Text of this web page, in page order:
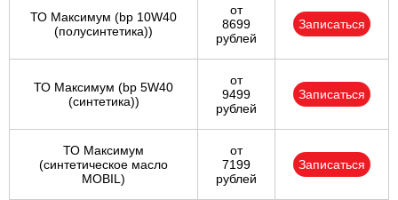
ТО Максимум (bp 10W40
(полусинтетика))
от
8699
рублей
Записаться
ТО Максимум (bp 5W40
(синтетика))
от
9499
рублей
Записаться
ТО Максимум
(cинтетическое масло
MOBIL)
от
7199
рублей
Записаться